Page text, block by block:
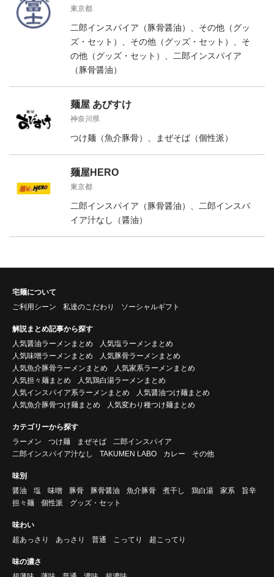
東京都
二郎インスパイア（豚骨醤油）、その他（グッ
ズ・セット）、その他（グッズ・セット）、そ
の他（グッズ・セット）、二郎インスパイア
（豚骨醤油）
麺屋 あびすけ
神奈川県
つけ麺（魚介豚骨）、まぜそば（個性派）
麺屋HERO
東京都
二郎インスパイア（豚骨醤油）、二郎インスパ
イア汁なし（醤油）
宅麺について
ご利用シーン
私達のこだわり ソーシャルギフト
解説まとめ記事から探す
人気醤油ラーメンまとめ
人気塩ラーメンまとめ
人気味噌ラーメンまとめ
人気豚骨ラーメンまとめ
人気魚介豚骨ラーメンまとめ
人気家系ラーメンまとめ
人気担々麺まとめ
人気鶏白湯ラーメンまとめ
人気インスパイア系ラーメンまとめ
人気醤油つけ麺まとめ
人気魚介豚骨つけ麺まとめ
人気変わり種つけ麺まとめ
カテゴリーから探す
ラーメン
つけ麺 まぜそば
二郎インスパイア
二郎インスパイア汁なし
TAKUMEN LABO カレー その他
味別
醤油
塩 味噌 豚骨 豚骨醤油 魚介豚骨 煮干し 鶏白湯 家系
旨辛
担々麺
個性派 グッズ・セット
味わい
超あっさり
あっさり 普通 こってり 超こってり
味の濃さ